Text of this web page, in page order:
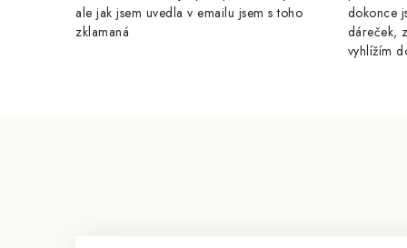
p
i
ale jak jsem uvedla v emailu jsem s toho
zklamaná
dokonce
dáreček,
vyhlížím